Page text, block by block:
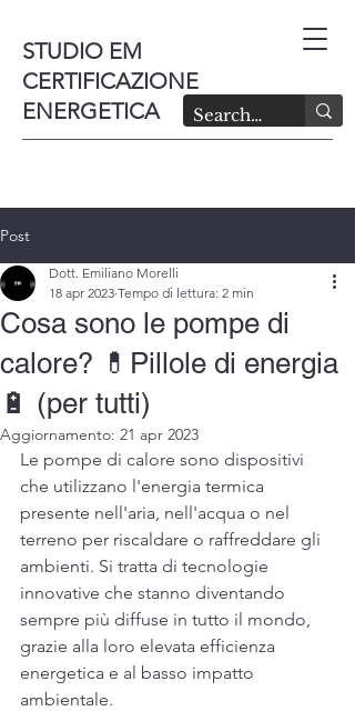
STUDIO EM
CERTIFICAZIONE
ENERGETICA
Post
Cosa sono le pompe di
calore? 💊Pillole di energia
🔋 (per tutti)
Dott. Emiliano Morelli
18 apr 2023 Tempo di lettura: 2 min
Aggiornamento: 21 apr 2023
Le pompe di calore sono dispositivi
che utilizzano l'energia termica
presente nell'aria, nell'acqua o nel
terreno per riscaldare o raffreddare gli
ambienti. Si tratta di tecnologie
innovative che stanno diventando
sempre più diffuse in tutto il mondo,
grazie alla loro elevata efficienza
energetica e al basso impatto
ambientale.